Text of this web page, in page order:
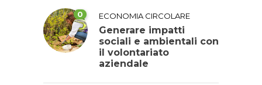
0 ECONOMIA CIRCOLARE
Generare impatti
sociali e ambientali con
il volontariato
aziendale